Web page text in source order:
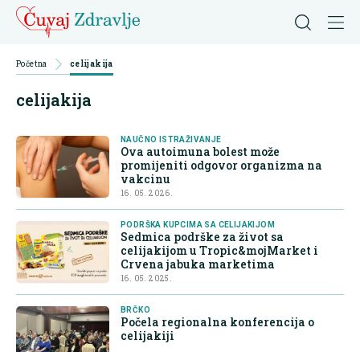
Početna celijakija
celijakija
NAUČNO ISTRAŽIVANJE
Ova autoimuna bolest može
promijeniti odgovor organizma na
vakcinu
16. 05. 2026.
PODRŠKA KUPCIMA SA CELIJAKIJOM
Sedmica podrške za život sa
celijakijom u Tropic&mojMarket i
Crvena jabuka marketima
16. 05. 2025.
BRČKO
Počela regionalna konferencija o
celijakiji